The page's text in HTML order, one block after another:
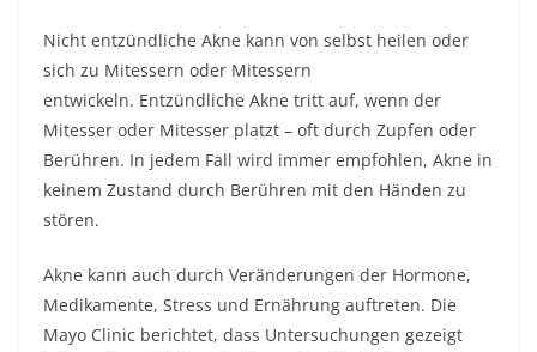
Nicht entzündliche Akne kann von selbst heilen oder
sich zu Mitessern oder Mitessern
entwickeln. Entzündliche Akne tritt auf, wenn der
Mitesser oder Mitesser platzt – oft durch Zupfen oder
Berühren. In jedem Fall wird immer empfohlen, Akne in
keinem Zustand durch Berühren mit den Händen zu
stören.
Akne kann auch durch Veränderungen der Hormone,
Medikamente, Stress und Ernährung auftreten. Die
Mayo Clinic berichtet, dass Untersuchungen gezeigt